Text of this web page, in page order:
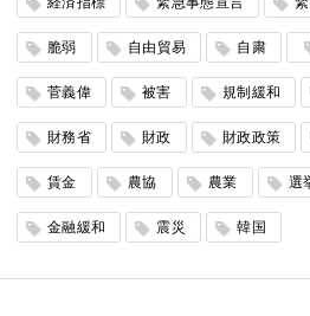
脆弱 自由貿易 自粛
菅義偉 被害 規制緩和
財務省 財政 財政政策
賃金 農協 農業 選
金融緩和 震災 韓国